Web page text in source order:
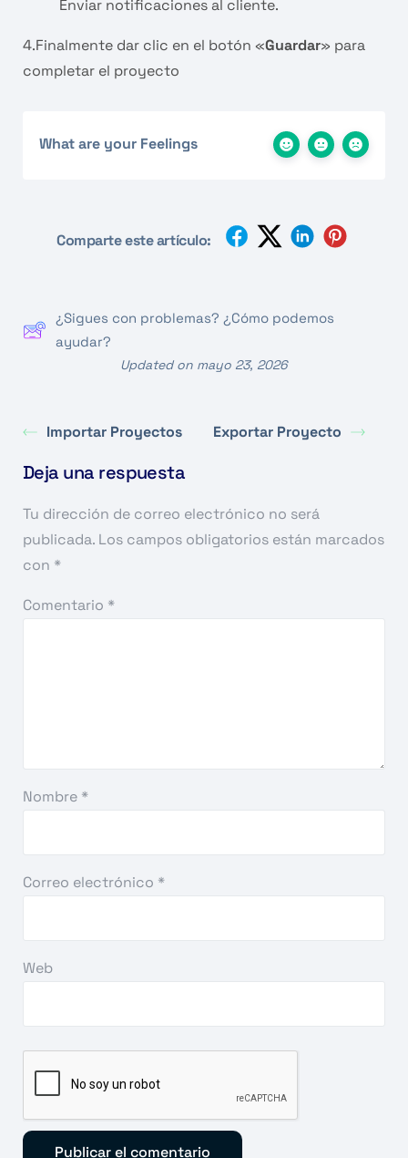
Enviar notificaciones al cliente.
4.Finalmente dar clic en el botón «Guardar» para
completar el proyecto
What are your Feelings
Comparte este artículo:
¿Sigues con problemas? ¿Cómo podemos
ayudar?
Updated on mayo 23, 2026
Importar Proyectos Exportar Proyecto
Deja una respuesta
Tu dirección de correo electrónico no será
publicada. Los campos obligatorios están marcados
con *
Comentario *
Nombre *
Correo electrónico *
Web